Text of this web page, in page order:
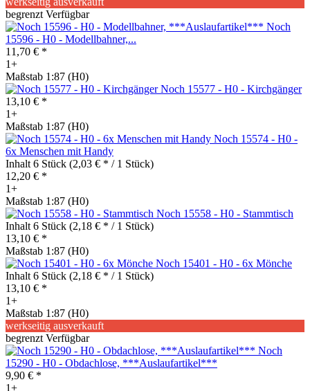
begrenzt Verfügbar
Noch
15596 - H0 - Modellbahner,...
11,70 € *
1+
Maßstab 1:87 (H0)
Noch 15577 - H0 - Kirchgänger
13,10 € *
1+
Maßstab 1:87 (H0)
Noch 15574 - H0 -
6x Menschen mit Handy
Inhalt 6 Stück (2,03 € * / 1 Stück)
12,20 € *
1+
Maßstab 1:87 (H0)
Noch 15558 - H0 - Stammtisch
Inhalt 6 Stück (2,18 € * / 1 Stück)
13,10 € *
Maßstab 1:87 (H0)
Noch 15401 - H0 - 6x Mönche
Inhalt 6 Stück (2,18 € * / 1 Stück)
13,10 € *
1+
Maßstab 1:87 (H0)
werkseitig ausverkauft
begrenzt Verfügbar
Noch
15290 - H0 - Obdachlose, ***Auslaufartikel***
9,90 € *
1+